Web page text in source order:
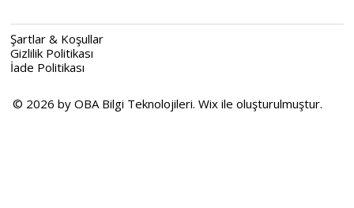
Şartlar & Koşullar
Gizlilik Politikası
İade Politikası
© 2026 by OBA Bilgi Teknolojileri. Wix ile oluşturulmuştur.